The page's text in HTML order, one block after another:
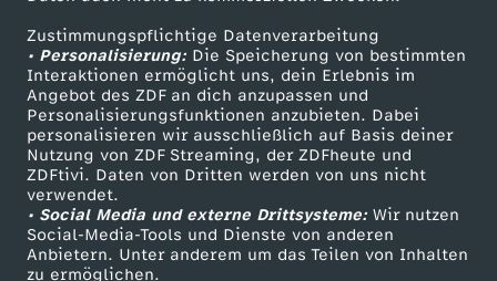
Zustimmungspflichtige Datenverarbeitung
• Personalisierung:Die Speicherung von bestimmten
Interaktionen ermöglicht uns, dein Erlebnis im
Angebot des ZDF an dich anzupassen und
Personalisierungsfunktionen anzubieten. Dabei
personalisieren wir ausschließlich auf Basis deiner
Nutzung von ZDF Streaming, der ZDFheute und
ZDFtivi. Daten von Dritten werden von uns nicht
verwendet.
• Social Media und externe Drittsysteme:Wir nutzen
Social-Media-Tools und Dienste von anderen
Anbietern. Unter anderem um das Teilen von Inhalten
zu ermöglichen.
r
t
s
c
h
Livestreams
Sendungen A-Z
TV-Programm
Zuschauerservice
Hilfe
ZDF Unternehmen
Karriere